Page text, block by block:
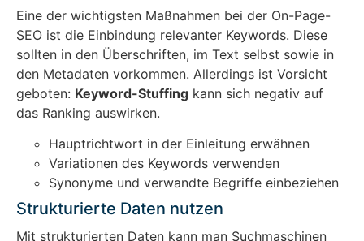
Eine der wichtigsten Maßnahmen bei der On-Page-
SEO ist die Einbindung relevanter Keywords. Diese
sollten in den Überschriften, im Text selbst sowie in
den Metadaten vorkommen. Allerdings ist Vorsicht
geboten: Keyword-Stuffing kann sich negativ auf
das Ranking auswirken.
Hauptrichtwort in der Einleitung erwähnen
Variationen des Keywords verwenden
Synonyme und verwandte Begriffe einbeziehen
Strukturierte Daten nutzen
Mit strukturierten Daten kann man Suchmaschinen